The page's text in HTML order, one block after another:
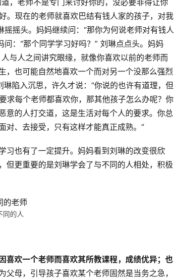
，老师不是专门来讨好你的，没必要非得让你
。现在的老师就喜欢巴结有钱人家的孩子，对我
摇头。妈妈继续问：“那你为何说老师对有钱人
：“那个同学学习好吗？” 刘琳点点头。妈妈
与人之间讲究眼缘，就像你喜欢以前的老师而
，也可能自然地喜欢一个而对另一个没那么强烈
陷入沉思，许久才说：“你说的也许有道理，但
求每个老师都喜欢你，那其他孩子怎么办呢？你
意的人打交道，这是生活对每个人的要求。你总
对、去接受，只有这样才能真正成熟。”
习也有了一定提升。妈妈看到刘琳的改变很欣
但更重要的是刘琳学会了与不同的人相处，积极
同的人
喜欢一个老师而喜欢其所教课程，成绩优异；也
父母，引导孩子喜欢某个老师固然是当务之急，